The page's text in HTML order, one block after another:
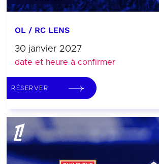
OL / RC LENS
30 janvier 2027
date et heure à confirmer
RÉSERVER